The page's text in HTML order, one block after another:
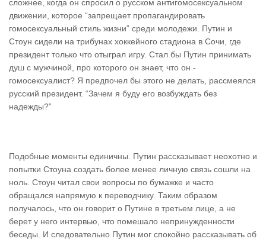
сложнее, когда он спросил о русском антигомосексуальном
движении, которое “запрещает пропагандировать
гомосексуальный стиль жизни” среди молодежи. Путин и
Стоун сидели на трибунах хоккейного стадиона в Сочи, где
президент только что отыграл игру. Стал бы Путин принимать
душ с мужчиной, про которого он знает, что он -
гомосексуалист? Я предпочел бы этого не делать, рассмеялся
русский президент. “Зачем я буду его возбуждать без
надежды?”
Подобные моменты единичны. Путин рассказывает неохотно и
попытки Стоуна создать более менее личную связь сошли на
ноль. Стоун читал свои вопросы по бумажке и часто
обращался напрямую к переводчику. Таким образом
получалось, что он говорит о Путине в третьем лице, а не
берет у него интервью, что помешало непринужденности
беседы. И следовательно Путин мог спокойно рассказывать об